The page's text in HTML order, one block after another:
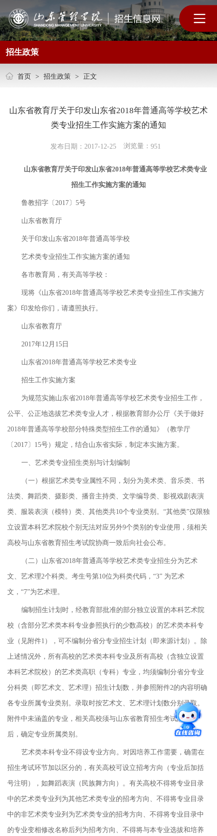
招生政策
首页 > 招生政策 > 正文
山东省教育厅关于印发山东省2018年普通高等学校艺术
类专业招生工作实施方案的通知
发布日期：2017-12-25 浏览量： 951
山东省教育厅关于印发山东省2018年普通高等学校艺术类专业
招生工作实施方案的通知
鲁教招字〔2017〕5号
山东省教育厅
关于印发山东省2018年普通高等学校
艺术类专业招生工作实施方案的通知
各市教育局，有关高等学校：
现将《山东省2018年普通高等学校艺术类专业招生工作实施方
案》印发给你们，请遵照执行。
山东省教育厅
2017年12月15日
山东省2018年普通高等学校艺术类专业
招生工作实施方案
为规范实施山东省2018年普通高等学校艺术类专业招生工作，
公平、公正地选拔艺术类专业人才，根据教育部办公厅《关于做好
2018年普通高等学校部分特殊类型招生工作的通知》（教学厅
〔2017〕15号）规定，结合山东省实际，制定本实施方案。
一、艺术类专业招生类别与计划编制
（一）根据艺术类专业属性不同，划分为美术类、音乐类、书
法类、舞蹈类、摄影类、播音主持类、文学编导类、影视戏剧表演
类、服装表演（模特）类、其他类共10个专业类别。“其他类”仅限独
立设置本科艺术院校个别无法对应另外9个类别的专业使用，须相关
高校与山东省教育招生考试院协商一致后向社会公布。
（二）山东省2018年普通高等学校艺术类专业招生分为艺术
文、艺术理2个科类。考生号第10位为科类代码，“3” 为艺术
文，“7”为艺术理。
编制招生计划时，经教育部批准的部分独立设置的本科艺术院
校（含部分艺术类本科专业参照执行的少数高校）的艺术类本科专
业（见附件1），可不编制分省分专业招生计划（即来源计划）。除
上述情况外，所有高校的艺术类本科专业及所有高校（含独立设置
本科艺术院校）的艺术类高职（专科）专业，均须编制分省分专业
分科类（即艺术文、艺术理）招生计划数，并参照附件2的内容明确
各专业所属专业类别。录取时按艺术文、艺术理计划数分别录取。
附件中未涵盖的专业，相关高校须与山东省教育招生考试院协商
后，确定专业所属类别。
艺术类本科专业不得设专业方向。对因培养工作需要，确需在
招生考试环节加以区分的，有关高校可设立招考方向（专业后加括
号注明），如舞蹈表演（民族舞方向）。有关高校不得将专业目录
中的艺术类专业列为其他艺术类专业的招考方向、不得将专业目录
中的非艺术类专业列为艺术类专业的招考方向、不得将专业目录中
的专业变相修改名称后列为招考方向、不得将与本专业选拔和培养